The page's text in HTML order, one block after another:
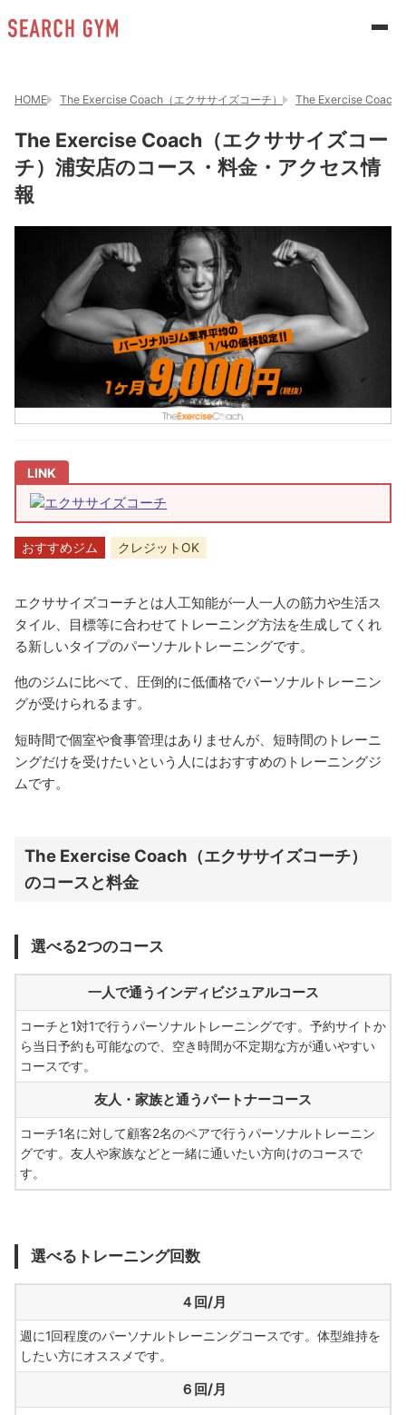
HOME The Exercise Coach（エクササイズコーチ） The Exercise Coach
The Exercise Coach（エクササイズコー
チ）浦安店のコース・料金・アクセス情
報
エクササイズコーチ
おすすめジム クレジットOK
エクササイズコーチとは人工知能が一人一人の筋力や生活ス
タイル、目標等に合わせてトレーニング方法を生成してくれ
る新しいタイプのパーソナルトレーニングです。
他のジムに比べて、圧倒的に低価格でパーソナルトレーニン
グが受けられるます。
短時間で個室や食事管理はありませんが、短時間のトレーニ
ングだけを受けたいという人にはおすすめのトレーニングジ
ムです。
The Exercise Coach（エクササイズコーチ）
のコースと料金
選べる2つのコース
一人で通うインディビジュアルコース
コーチと1対1で行うパーソナルトレーニングです。予約サイトか
ら当日予約も可能なので、空き時間が不定期な方が通いやすい
コースです。
友人・家族と通うパートナーコース
コーチ1名に対して顧客2名のペアで行うパーソナルトレーニン
グです。友人や家族などと一緒に通いたい方向けのコースで
す。
選べるトレーニング回数
４回/月
週に1回程度のパーソナルトレーニングコースです。体型維持を
したい方にオススメです。
６回/月